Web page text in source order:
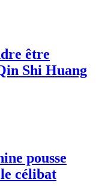
être
Shi Huang
pousse
célibat